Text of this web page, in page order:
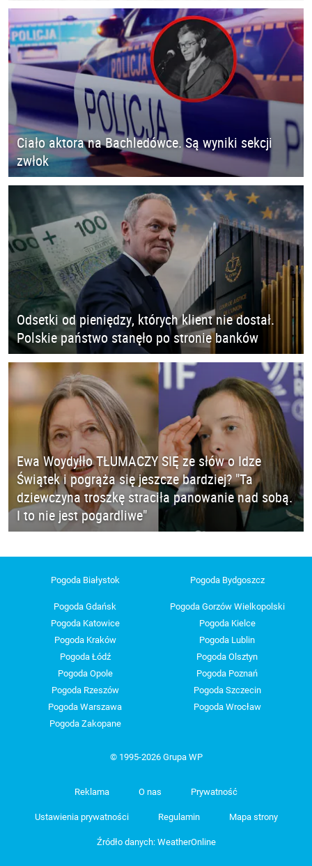
Ciało aktora na Bachledówce. Są wyniki sekcji
zwłok
Odsetki od pieniędzy, których klient nie dostał.
Polskie państwo stanęło po stronie banków
Ewa Woydyłło TŁUMACZY SIĘ ze słów o Idze
Świątek i pogrąża się jeszcze bardziej? "Ta
dziewczyna troszkę straciła panowanie nad sobą.
I to nie jest pogardliwe"
Pogoda Białystok Pogoda Bydgoszcz
Pogoda Gdańsk
Pogoda Gorzów Wielkopolski
Pogoda Katowice
Pogoda Kielce
Pogoda Kraków
Pogoda Lublin
Pogoda Łódź
Pogoda Olsztyn
Pogoda Opole
Pogoda Poznań
Pogoda Rzeszów
Pogoda Szczecin
Pogoda Warszawa
Pogoda Wrocław
Pogoda Zakopane
© 1995-2026 Grupa WP
Reklama O nas Prywatność
Ustawienia prywatności Regulamin Mapa strony
Źródło danych: WeatherOnline